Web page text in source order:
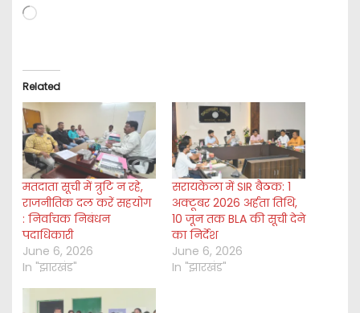
L
i
n
g
…
Related
मतदाता सूची में त्रुटि न रहे,
राजनीतिक दल करें सहयोग
: निर्वाचक निबंधन
पदाधिकारी
June 6, 2026
In "झारखंड"
सरायकेला में SIR बैठक: 1
अक्टूबर 2026 अर्हता तिथि,
10 जून तक BLA की सूची देने
का निर्देश
June 6, 2026
In "झारखंड"